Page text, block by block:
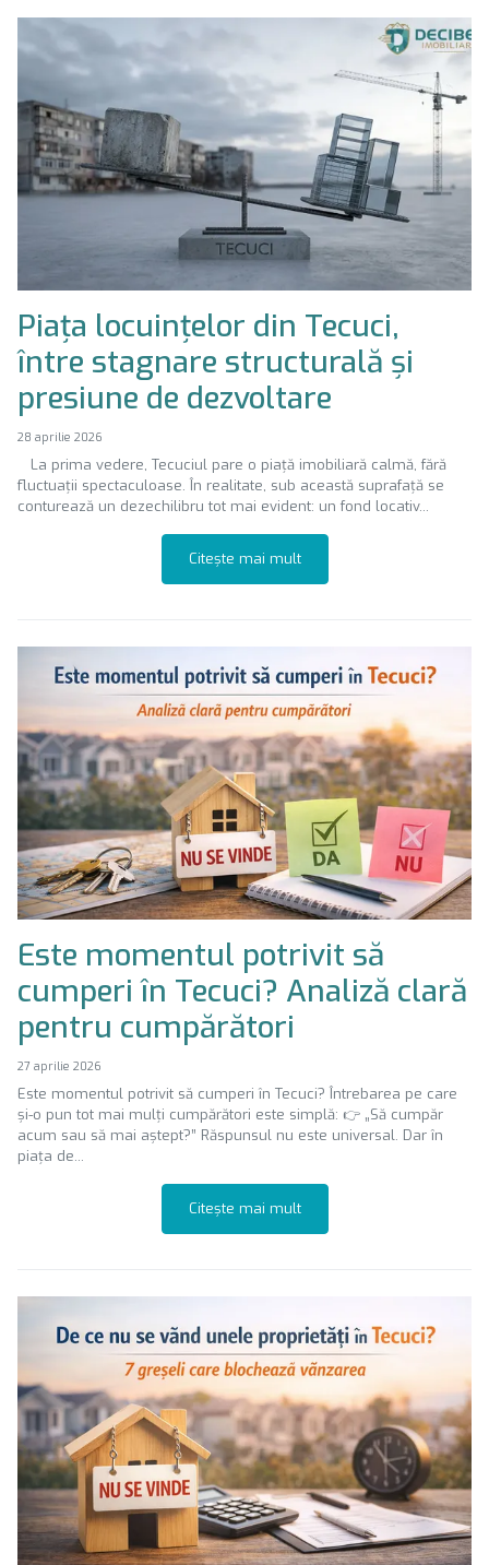
Piața locuințelor din Tecuci,
între stagnare structurală și
presiune de dezvoltare
28 aprilie 2026
La prima vedere, Tecuciul pare o piață imobiliară calmă, fără
fluctuații spectaculoase. În realitate, sub această suprafață se
conturează un dezechilibru tot mai evident: un fond locativ...
Citește mai mult
Este momentul potrivit să
cumperi în Tecuci? Analiză clară
pentru cumpărători
27 aprilie 2026
Este momentul potrivit să cumperi în Tecuci? Întrebarea pe care
și-o pun tot mai mulți cumpărători este simplă: 👉 „Să cumpăr
acum sau să mai aștept?” Răspunsul nu este universal. Dar în
piața de...
Citește mai mult